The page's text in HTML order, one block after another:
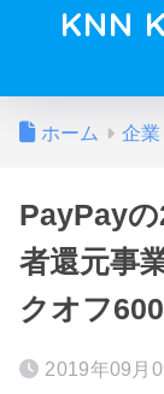
KNN
ホーム 企業
PayPay
者還元事
クオフ
2019年09月